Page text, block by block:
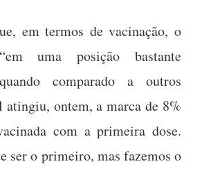
em termos de vacinação, o
uma posição bastante
comparado a outros
atingiu, ontem, a marca de 8%
com a primeira dose.
ser o primeiro, mas fazemos o